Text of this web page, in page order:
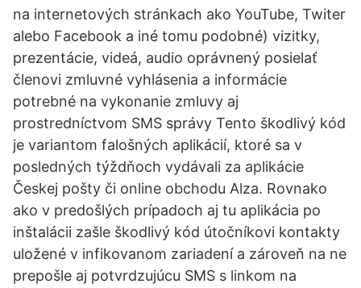
na internetových stránkach ako YouTube, Twiter
alebo Facebook a iné tomu podobné) vizitky,
prezentácie, videá, audio oprávnený posielať
členovi zmluvné vyhlásenia a informácie
potrebné na vykonanie zmluvy aj
prostredníctvom SMS správy Tento škodlivý kód
je variantom falošných aplikácií, ktoré sa v
posledných týždňoch vydávali za aplikácie
Českej pošty či online obchodu Alza. Rovnako
ako v predošlých prípadoch aj tu aplikácia po
inštalácii zašle škodlivý kód útočníkovi kontakty
uložené v infikovanom zariadení a zároveň na ne
prepošle aj potvrdzujúcu SMS s linkom na